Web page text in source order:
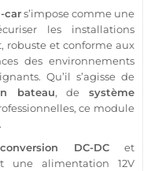
cars’impose comme une
les installations
robuste et conforme aux
des environnements
Qu’il s’agisse de
bateau, desystème
ce module
conversion DC-DC et
une alimentation
12V